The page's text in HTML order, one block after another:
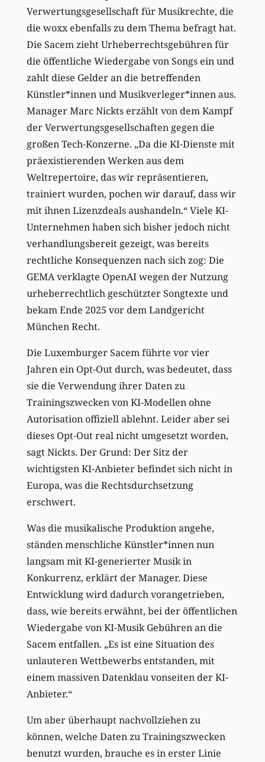
Verwertungsgesellschaft für Musikrechte, die
die woxx ebenfalls zu dem Thema befragt hat.
Die Sacem zieht Urheberrechtsgebühren für
die öffentliche Wiedergabe von Songs ein und
zahlt diese Gelder an die betreffenden
Künstler*innen und Musikverleger*innen aus.
Manager Marc Nickts erzählt von dem Kampf
der Verwertungsgesellschaften gegen die
großen Tech-Konzerne. „Da die KI-Dienste mit
präexistierenden Werken aus dem
Weltrepertoire, das wir repräsentieren,
trainiert wurden, pochen wir darauf, dass wir
mit ihnen Lizenzdeals aushandeln.“ Viele KI-
Unternehmen haben sich bisher jedoch nicht
verhandlungsbereit gezeigt, was bereits
rechtliche Konsequenzen nach sich zog: Die
GEMA verklagte OpenAI wegen der Nutzung
urheberrechtlich geschützter Songtexte und
bekam Ende 2025 vor dem Landgericht
München Recht.
Die Luxemburger Sacem führte vor vier
Jahren ein Opt-Out durch, was bedeutet, dass
sie die Verwendung ihrer Daten zu
Trainingszwecken von KI-Modellen ohne
Autorisation offiziell ablehnt. Leider aber sei
dieses Opt-Out real nicht umgesetzt worden,
sagt Nickts. Der Grund: Der Sitz der
wichtigsten KI-Anbieter befindet sich nicht in
Europa, was die Rechtsdurchsetzung
erschwert.
Was die musikalische Produktion angehe,
ständen menschliche Künstler*innen nun
langsam mit KI-generierter Musik in
Konkurrenz, erklärt der Manager. Diese
Entwicklung wird dadurch vorangetrieben,
dass, wie bereits erwähnt, bei der öffentlichen
Wiedergabe von KI-Musik Gebühren an die
Sacem entfallen. „Es ist eine Situation des
unlauteren Wettbewerbs entstanden, mit
einem massiven Datenklau vonseiten der KI-
Anbieter.“
Um aber überhaupt nachvollziehen zu
können, welche Daten zu Trainingszwecken
benutzt wurden, brauche es in erster Linie